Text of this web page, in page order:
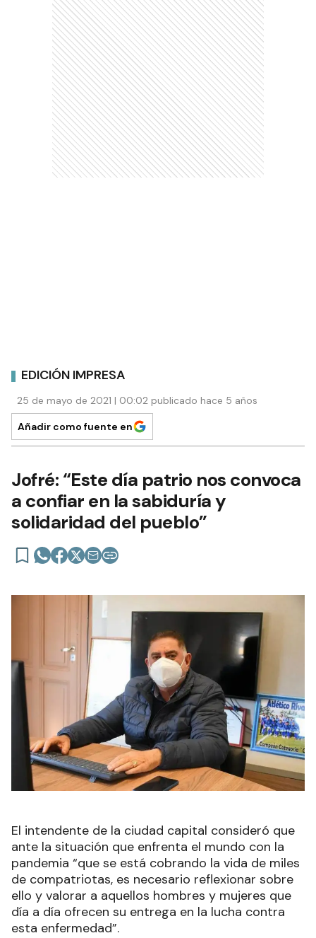
EDICIÓN IMPRESA
25 de mayo de 2021 | 00:02 publicado hace 5 años
Añadir como fuente en
Jofré: “Este día patrio nos convoca
a confiar en la sabiduría y
solidaridad del pueblo”
El intendente de la ciudad capital consideró que
ante la situación que enfrenta el mundo con la
pandemia “que se está cobrando la vida de miles
de compatriotas, es necesario reflexionar sobre
ello y valorar a aquellos hombres y mujeres que
día a día ofrecen su entrega en la lucha contra
esta enfermedad”.